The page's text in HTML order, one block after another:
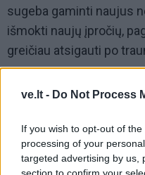
ve.lt - Do Not Process
If you wish to opt-out of
processing of your
targeted advertising by us,
section to confirm your
sugeba gaminti naujus
išmokti naujų įpročių,
greičiau atsigauti po
„Sportas skatina
demenciją. Mokslininkų
Kuo įvairesnes sportas
neuroplastiškumas